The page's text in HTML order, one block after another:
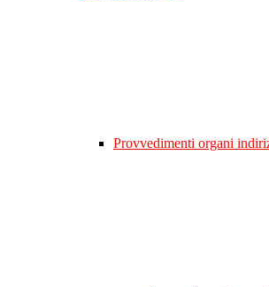
Provvedimenti organi